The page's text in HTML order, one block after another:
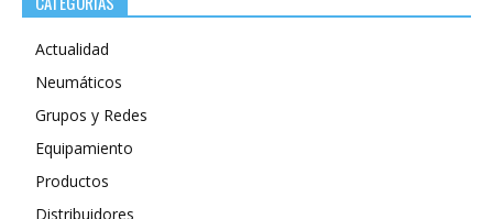
Actualidad
Neumáticos
Grupos y Redes
Equipamiento
Productos
Distribuidores